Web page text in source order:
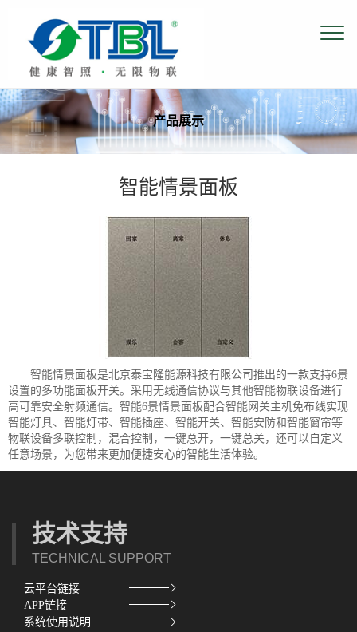
产品展示
智能情景面板
智能情景面板是北京泰宝隆能源科技有限公司推出的一款支持6景
设置的多功能面板开关。采用无线通信协议与其他智能物联设备进行
高可靠安全射频通信。智能6景情景面板配合智能网关主机免布线实现
智能灯具、智能灯带、智能插座、智能开关、智能安防和智能窗帘等
物联设备多联控制，混合控制，一键总开，一键总关，还可以自定义
任意场景，为您带来更加便捷安心的智能生活体验。
技术支持
TECHNICAL SUPPORT
云平台链接
APP链接
系统使用说明